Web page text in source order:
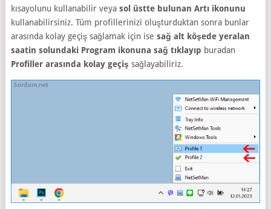
kısayolunu kullanabilir veya sol üstte bulunan Artı ikonunu
kullanabilirsiniz. Tüm profillerinizi oluşturduktan sonra bunlar
arasında kolay geçiş sağlamak için ise sağ alt köşede yeralan
saatin solundaki Program ikonuna sağ tıklayıp buradan
Profiller arasında kolay geçiş sağlayabiliriz.